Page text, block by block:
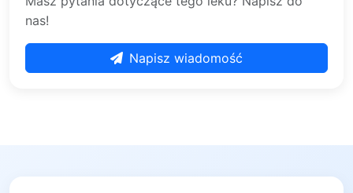
nas!
Napisz wiadomość